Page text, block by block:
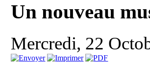
Un nouveau
Mercredi, 22